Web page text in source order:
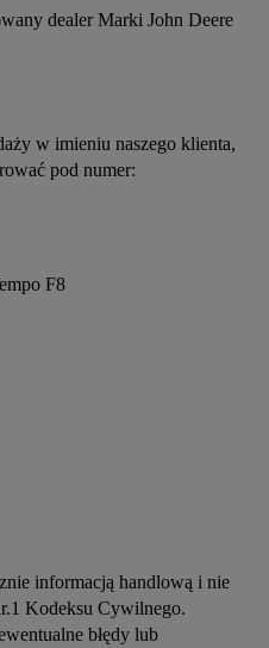
dealer Marki John Deere
w imieniu naszego klienta,
pod numer:
F8
informacją handlową i nie
Kodeksu Cywilnego.
błędy lub